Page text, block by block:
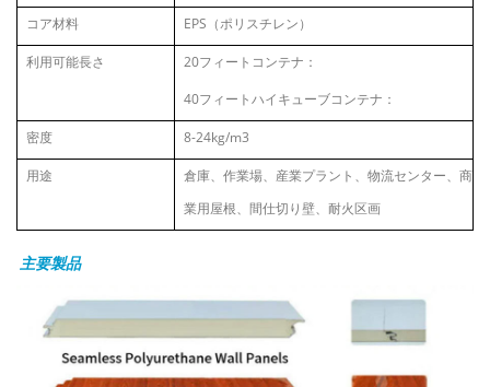
コア材料 EPS （ポリスチレン）
利用可能長さ
20フィートコンテナ：
40フィートハイキューブコンテナ：
密度 8-24kg/m3
用途
倉庫、作業場、産業プラント、物流センター、商
業用屋根、間仕切り壁、耐火区画
主要製品